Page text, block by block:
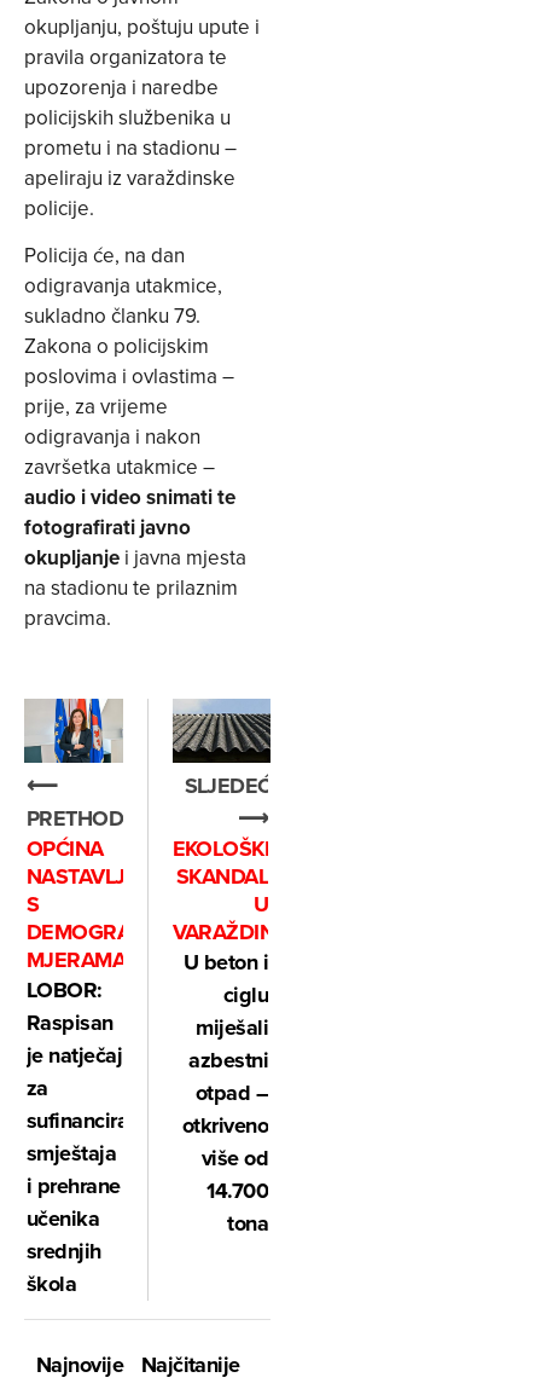
okupljanju, poštuju upute i
pravila organizatora te
upozorenja i naredbe
policijskih službenika u
prometu i na stadionu –
apeliraju iz varaždinske
policije.
Policija će, na dan
odigravanja utakmice,
sukladno članku 79.
Zakona o policijskim
poslovima i ovlastima –
prije, za vrijeme
odigravanja i nakon
završetka utakmice –
audio i video snimati te
fotografirati javno
okupljanje i javna mjesta
na stadionu te prilaznim
pravcima.
⟵
PRETHODNO
OPĆINA
NASTAVLJA
S
DEMOGRAFSKIM
MJERAMA
LOBOR:
Raspisan
je natječaj
za
sufinanciranje
smještaja
i prehrane
učenika
srednjih
škola
SLJEDEĆE
⟶
EKOLOŠKI
SKANDAL
U
VARAŽDINU
U beton i
ciglu
miješali
azbestni
otpad –
otkriveno
više od
14.700
tona
Najnovije
Najčitanije